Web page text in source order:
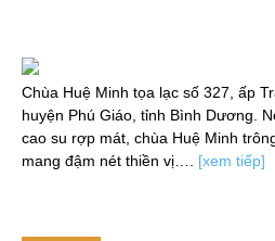
Chùa Huệ Minh tọa lạc số 327, ấp
huyện Phú Giáo, tỉnh Bình Dương.
cao su rợp mát, chùa Huệ Minh
mang đậm nét thiền vị…. [xem tiếp]